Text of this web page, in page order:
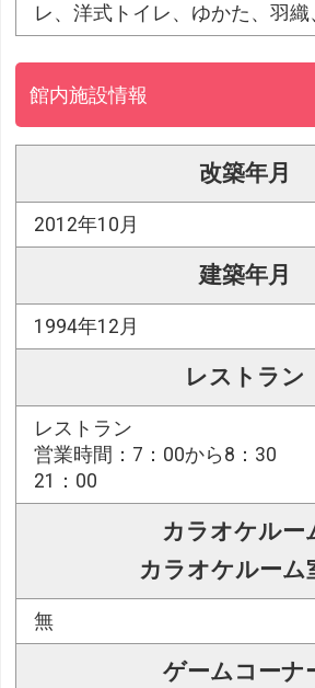
レ、洋式トイレ、ゆかた、羽
館内施設情報
改築年月
2012年10月
建築年月
1994年12月
レストラン
レストラン
営業時間：7：00から8：30
21：00
カラオケルー
カラオケルーム
無
ゲームコーナ